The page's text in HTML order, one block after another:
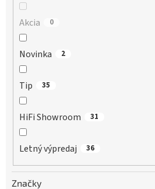
Akcia 0
Novinka 2
Tip 35
HiFi Showroom 31
Letný výpredaj 36
Značky